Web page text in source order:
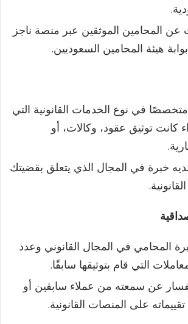
عن المحامين الموثقين عبر منصة ناجز
هيئة المحامين السعوديين.
في نوع الخدمات القانونية التي
كانت توثيق عقود، وكالات، أو
خبرة في المجال الذي يتعلق بقضيتك
المحامي في المجال القانوني وعدد
التي قام بتوثيقها سابقًا.
عن سمعته من عملاء سابقين أو
على المنصات القانونية.